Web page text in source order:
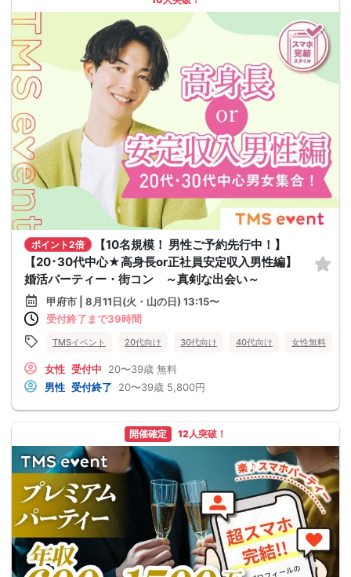
ポイント2倍
【10名規模！ 男性ご予約先行中！】
【20･30代中心★高身長or正社員安定収入男性編】
婚活パーティー・街コン ～真剣な出会い～
甲府市 | 8月11日(火・山の日) 13:15〜
受付終了まで39時間
TMSイベント 20代向け 30代向け 40代向け 女性無料
女性 受付中 20〜39歳 無料
男性 受付終了 20〜39歳 5,800円
開催確定 12人突破！